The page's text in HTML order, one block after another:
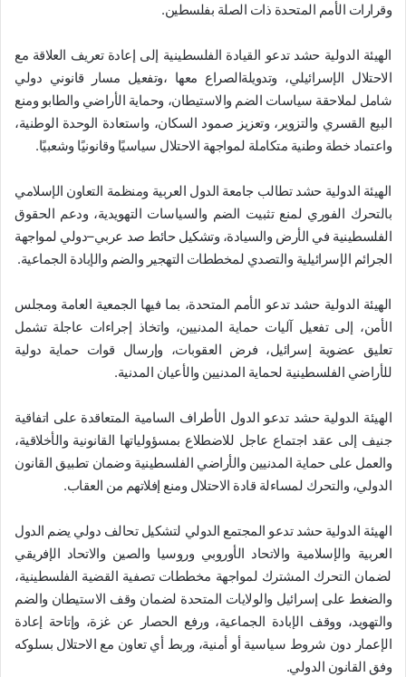
وقرارات الأمم المتحدة ذات الصلة بفلسطين.
الهيئة الدولية حشد تدعو القيادة الفلسطينية إلى إعادة تعريف العلاقة مع
الاحتلال الإسرائيلي، وتدويلةالصراع معها ،وتفعيل مسار قانوني دولي
شامل لملاحقة سياسات الضم والاستيطان، وحماية الأراضي والطابو ومنع
البيع القسري والتزوير، وتعزيز صمود السكان، واستعادة الوحدة الوطنية،
واعتماد خطة وطنية متكاملة لمواجهة الاحتلال سياسيًا وقانونيًا وشعبيًا.
الهيئة الدولية حشد تطالب جامعة الدول العربية ومنظمة التعاون الإسلامي
بالتحرك الفوري لمنع تثبيت الضم والسياسات التهويدية، ودعم الحقوق
الفلسطينية في الأرض والسيادة، وتشكيل حائط صد عربي–دولي لمواجهة
الجرائم الإسرائيلية والتصدي لمخططات التهجير والضم والإبادة الجماعية.
الهيئة الدولية حشد تدعو الأمم المتحدة، بما فيها الجمعية العامة ومجلس
الأمن، إلى تفعيل آليات حماية المدنيين، واتخاذ إجراءات عاجلة تشمل
تعليق عضوية إسرائيل، فرض العقوبات، وإرسال قوات حماية دولية
للأراضي الفلسطينية لحماية المدنيين والأعيان المدنية.
الهيئة الدولية حشد تدعو الدول الأطراف السامية المتعاقدة على اتفاقية
جنيف إلى عقد اجتماع عاجل للاضطلاع بمسؤولياتها القانونية والأخلاقية،
والعمل على حماية المدنيين والأراضي الفلسطينية وضمان تطبيق القانون
الدولي، والتحرك لمساءلة قادة الاحتلال ومنع إفلاتهم من العقاب.
الهيئة الدولية حشد تدعو المجتمع الدولي لتشكيل تحالف دولي يضم الدول
العربية والإسلامية والاتحاد الأوروبي وروسيا والصين والاتحاد الإفريقي
لضمان التحرك المشترك لمواجهة مخططات تصفية القضية الفلسطينية،
والضغط على إسرائيل والولايات المتحدة لضمان وقف الاستيطان والضم
والتهويد، ووقف الإبادة الجماعية، ورفع الحصار عن غزة، وإتاحة إعادة
الإعمار دون شروط سياسية أو أمنية، وربط أي تعاون مع الاحتلال بسلوكه
وفق القانون الدولي.